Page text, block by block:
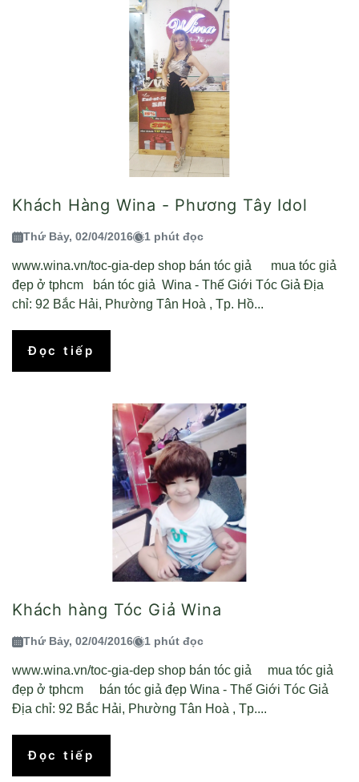
Khách Hàng Wina - Phương Tây Idol
Thứ Bảy, 02/04/2016 1 phút đọc
www.wina.vn/toc-gia-dep shop bán tóc giả mua tóc giả
đẹp ở tphcm bán tóc giả Wina - Thế Giới Tóc Giả Địa
chỉ: 92 Bắc Hải, Phường Tân Hoà , Tp. Hồ...
Đọc tiếp
Khách hàng Tóc Giả Wina
Thứ Bảy, 02/04/2016 1 phút đọc
www.wina.vn/toc-gia-dep shop bán tóc giả mua tóc giả
đẹp ở tphcm bán tóc giả đẹp Wina - Thế Giới Tóc Giả
Địa chỉ: 92 Bắc Hải, Phường Tân Hoà , Tp....
Đọc tiếp